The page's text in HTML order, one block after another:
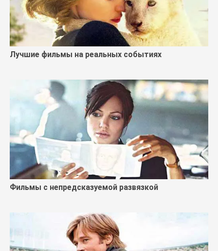
Лучшие фильмы на реальных событиях
Фильмы с непредсказуемой развязкой